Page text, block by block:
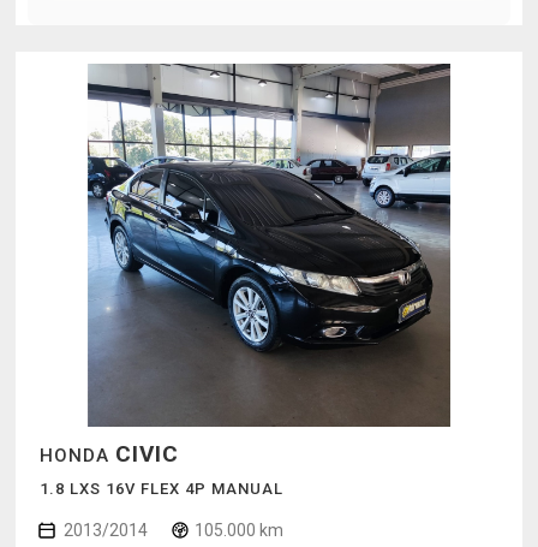
HONDA CIVIC
1.8 LXS 16V FLEX 4P MANUAL
2013/2014 105.000 km